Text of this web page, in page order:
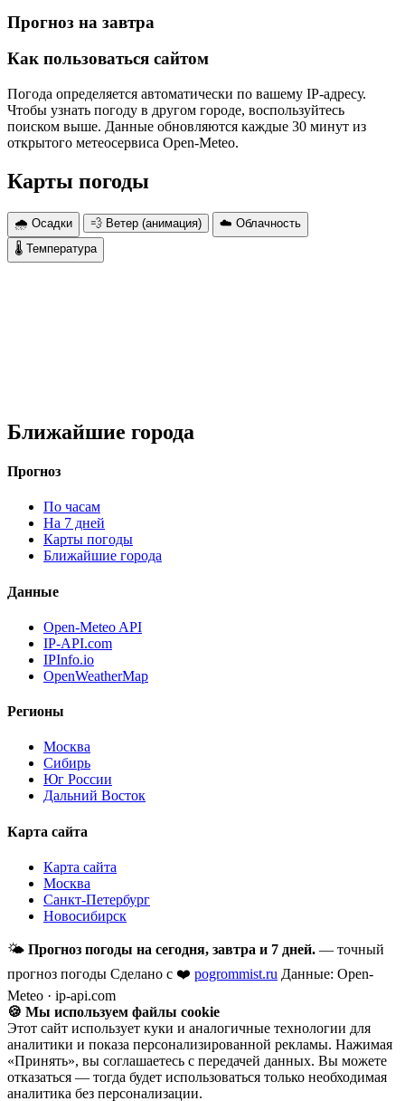
Прогноз на завтра
Как пользоваться сайтом
Погода определяется автоматически по вашему IP-адресу.
Чтобы узнать погоду в другом городе, воспользуйтесь
поиском выше. Данные обновляются каждые 30 минут из
открытого метеосервиса Open-Meteo.
Карты погоды
🌧 Осадки 💨 Ветер (анимация)
☁️ Облачность
🌡 Температура
Ближайшие города
Прогноз
По часам
На 7 дней
Карты погоды
Ближайшие города
Данные
Open-Meteo API
IP-API.com
IPInfo.io
OpenWeatherMap
Регионы
Москва
Сибирь
Юг России
Дальний Восток
Карта сайта
Карта сайта
Москва
Санкт-Петербург
Новосибирск
🌤 Прогноз погоды на сегодня, завтра и 7 дней. — точный
прогноз погоды Сделано с ❤️ pogrommist.ru Данные: Open-
Meteo · ip-api.com
🍪 Мы используем файлы cookie
Этот сайт использует куки и аналогичные технологии для
аналитики и показа персонализированной рекламы. Нажимая
«Принять», вы соглашаетесь с передачей данных. Вы можете
отказаться — тогда будет использоваться только необходимая
аналитика без персонализации.